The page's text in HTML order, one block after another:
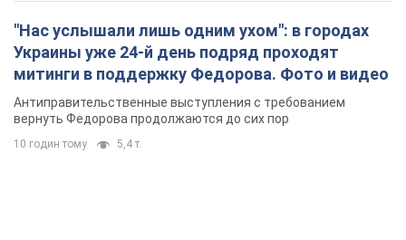
"Нас услышали лишь одним ухом": в городах
Украины уже 24-й день подряд проходят
митинги в поддержку Федорова. Фото и видео
Антиправительственные выступления с требованием
вернуть Федорова продолжаются до сих пор
10 годин тому 5,4 т.